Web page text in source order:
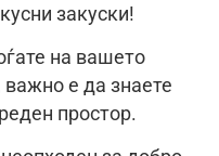
закуски!
на вашето
е да знаете
простор.